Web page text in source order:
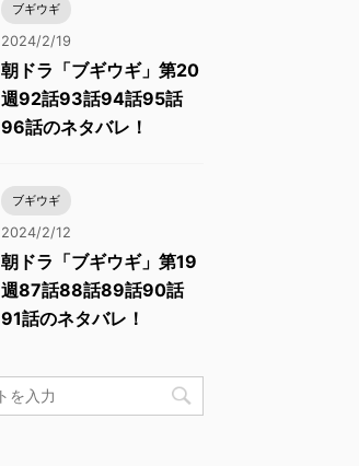
ブギウギ
2024/2/19
朝ドラ「ブギウギ」第20
週92話93話94話95話
96話のネタバレ！
ブギウギ
2024/2/12
朝ドラ「ブギウギ」第19
週87話88話89話90話
91話のネタバレ！